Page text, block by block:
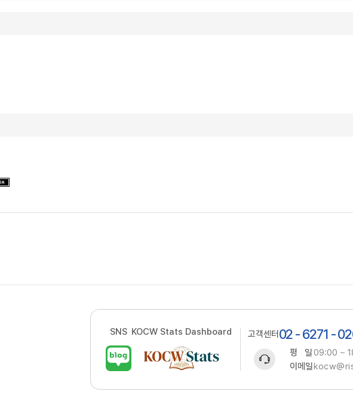
SNS KOCW Stats Dashboard 고객센터 02 - 6271 -
평 일09:00 ~
이메일